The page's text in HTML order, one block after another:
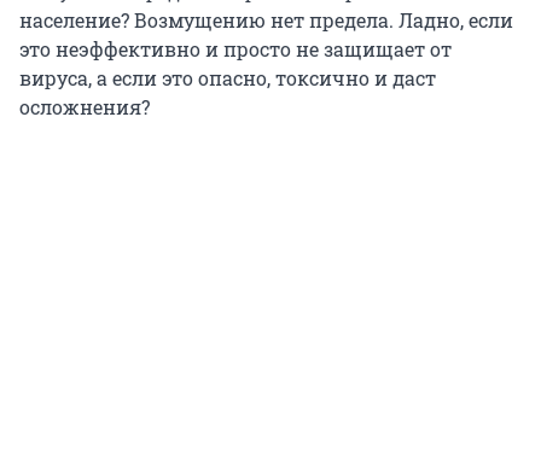
население? Возмущению нет предела. Ладно, если
это неэффективно и просто не защищает от
вируса, а если это опасно, токсично и даст
осложнения?